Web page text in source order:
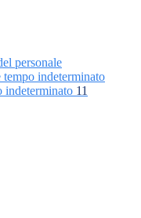
personale
tempo indeterminato
indeterminato 11